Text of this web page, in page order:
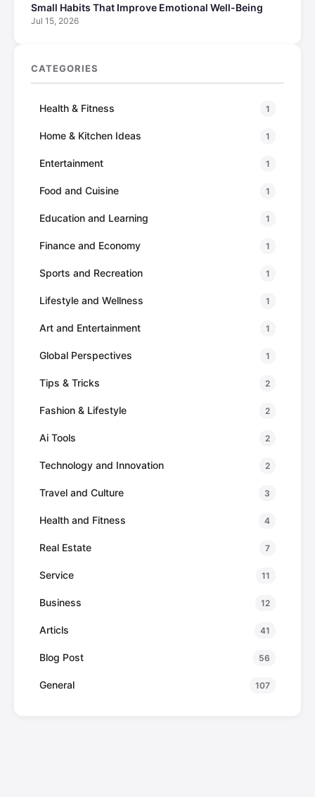
Small Habits That Improve Emotional Well-Being
Jul 15, 2026
CATEGORIES
Health & Fitness 1
Home & Kitchen Ideas 1
Entertainment 1
Food and Cuisine 1
Education and Learning 1
Finance and Economy 1
Sports and Recreation 1
Lifestyle and Wellness 1
Art and Entertainment 1
Global Perspectives 1
Tips & Tricks 2
Fashion & Lifestyle 2
Ai Tools 2
Technology and Innovation 2
Travel and Culture 3
Health and Fitness 4
Real Estate 7
Service 11
Business 12
Articls 41
Blog Post 56
General 107